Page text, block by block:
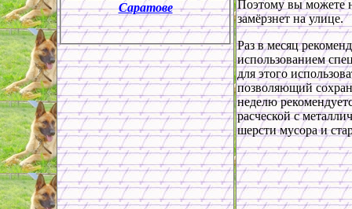
Саратове
Поэтому вы можете
замёрзнет на улице.
Раз в месяц
использованием
для этого
позволяющий
неделю
расческой с
шерсти мусора и